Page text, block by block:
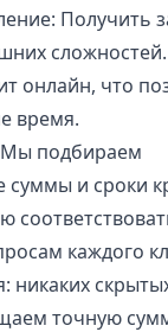
Получить
онлайн, что
время.
Мы подбираем
суммы и сроки
каждого
никаких
точную